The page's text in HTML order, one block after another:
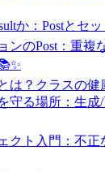
か：Postとセ
ンのPost：重複
は？クラスの健
守る場所：生成
クト入門：不正